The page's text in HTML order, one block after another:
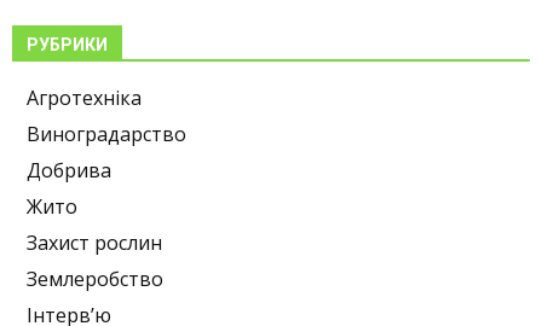
РУБРИКИ
Агротехніка
Виноградарство
Добрива
Жито
Захист рослин
Землеробство
Інтерв’ю